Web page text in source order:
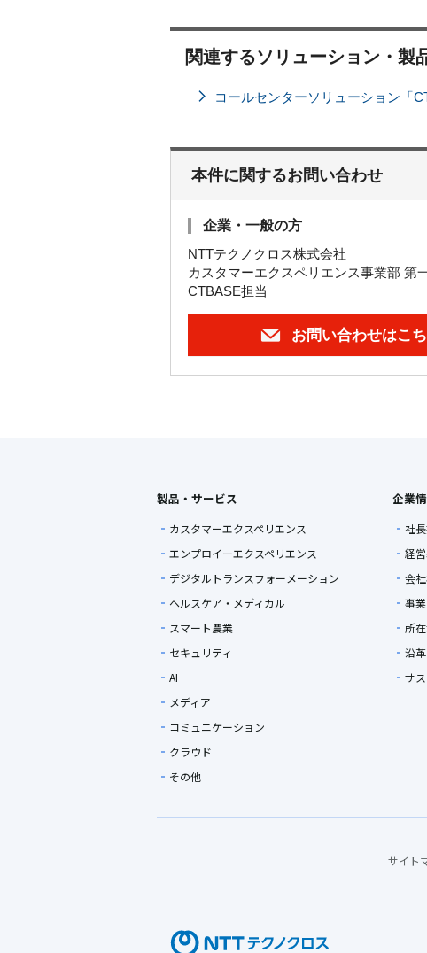
関連するソリューション・製
コールセンターソリューション「
本件に関するお問い合わせ
企業・一般の方
NTTテクノクロス株式会社
カスタマーエクスペリエンス事業部 第
CTBASE担当
お問い合わせはこ
製品・サービス
カスタマーエクスペリエンス
エンプロイーエクスペリエンス
デジタルトランスフォーメーション
ヘルスケア・メディカル
スマート農業
セキュリティ
AI
メディア
コミュニケーション
クラウド
その他
企業
社
経
会
事
所
沿革
サ
サイト